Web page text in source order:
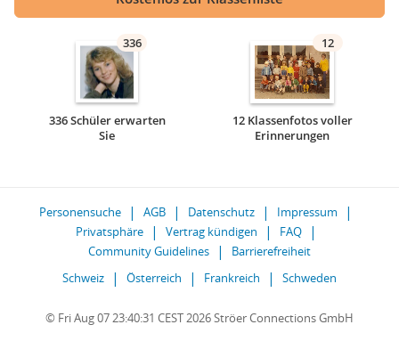
336
336 Schüler erwarten
Sie
12
12 Klassenfotos voller
Erinnerungen
Personensuche AGB Datenschutz
Impressum
Privatsphäre
Vertrag kündigen
FAQ
Community Guidelines
Barrierefreiheit
Schweiz
Österreich Frankreich Schweden
© Fri Aug 07 23:40:31 CEST 2026 Ströer Connections GmbH